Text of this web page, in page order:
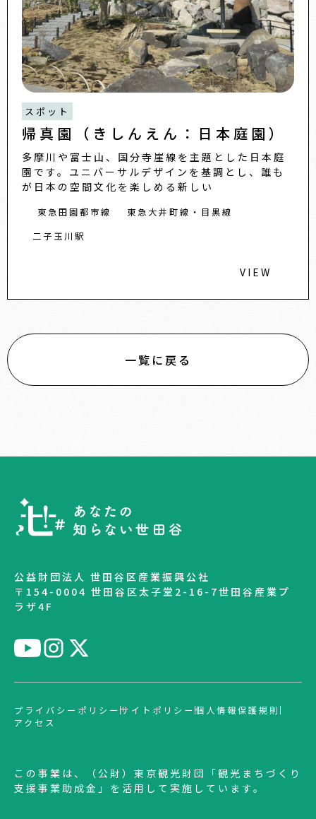
スポット
帰真園（きしんえん：日本庭園）
多摩川や富士山、国分寺崖線を主題とした日本庭
園です。ユニバーサルデザインを基調とし、誰も
が日本の空間文化を楽しめる新しい
東急田園都市線
東急大井町線・目黒線
二子玉川駅
VIEW
一覧に戻る
公益財団法人 世田谷区産業振興公社
〒154-0004 世田谷区太子堂2-16-7世田谷産業プ
ラザ4F
プライバシーポリシー サイトポリシー 個人情報保護規則
アクセス
この事業は、（公財）東京観光財団「観光まちづくり
支援事業助成金」を活用して実施しています。